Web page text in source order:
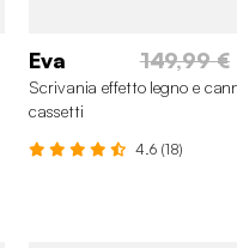
Eva 149,99 €
Scrivania effetto legno e
cassetti
4.6 (18)